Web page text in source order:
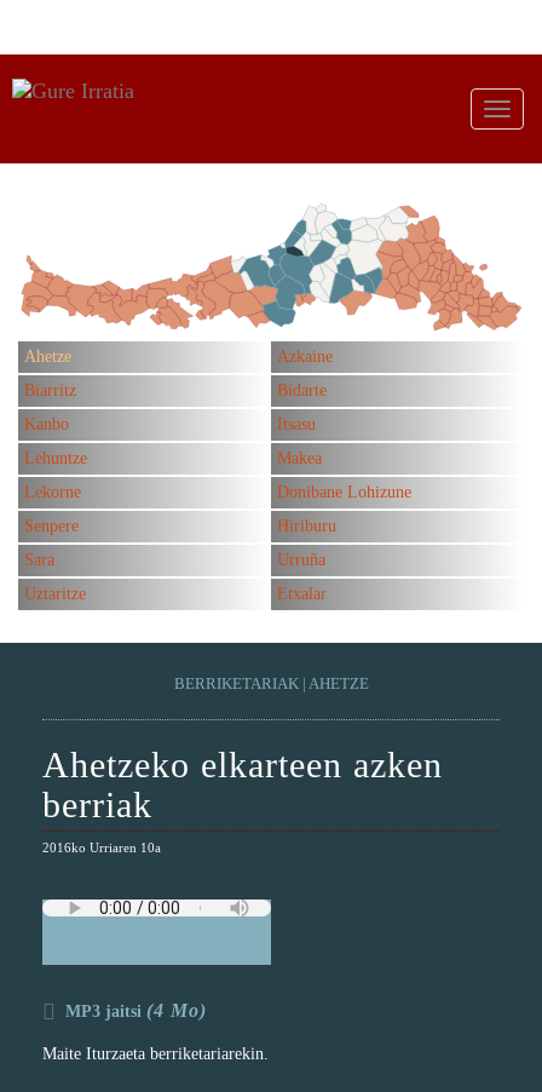
Ahetze
Azkaine
Biarritz
Bidarte
Kanbo
Itsasu
Lehuntze
Makea
Lekorne
Donibane Lohizune
Senpere
Hiriburu
Sara
Urruña
Uztaritze
Etxalar
BERRIKETARIAK| AHETZE
Ahetzeko elkarteen azken
berriak
2016ko Urriaren 10a
MP3 jaitsi (4 Mo)
Maite Iturzaeta berriketariarekin.